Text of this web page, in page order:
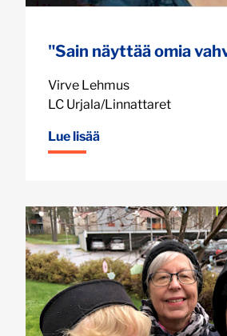
"Sain näyttää omia
Virve Lehmus
LC Urjala/Linnattaret
Lue lisää